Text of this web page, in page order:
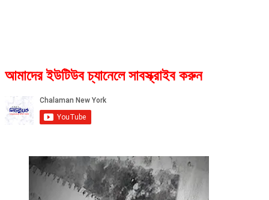
আমাদের ইউটিউব চ্যানেলে সাবস্ক্রাইব করুন